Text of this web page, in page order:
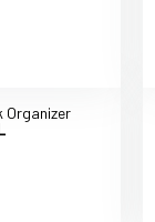
Organizer